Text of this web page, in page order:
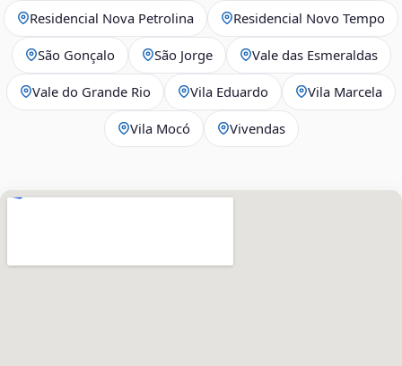
Residencial Nova Petrolina Residencial Novo Tempo
São Gonçalo São Jorge Vale das Esmeraldas
Vale do Grande Rio Vila Eduardo Vila Marcela
Vila Mocó Vivendas